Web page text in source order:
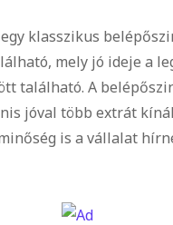
klasszikus
mely jó ideje a
található. A
jóval több extrát
is a vállalat